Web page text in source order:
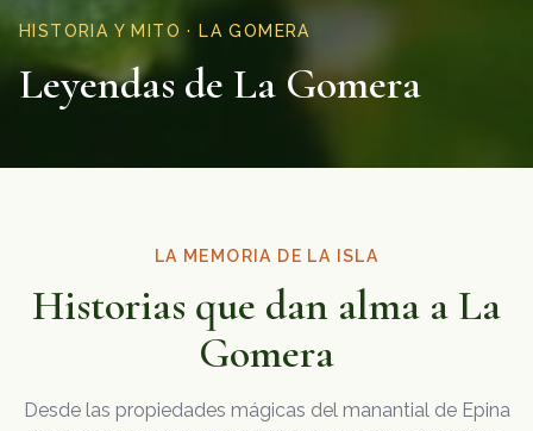
HISTORIA Y MITO · LA GOMERA
Leyendas de La Gomera
LA MEMORIA DE LA ISLA
Historias que dan alma a La
Gomera
Desde las propiedades mágicas del manantial de Epina